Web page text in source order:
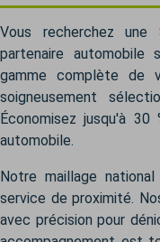
Vous recherchez
partenaire automobile
gamme complète de
soigneusement
Économisez jusqu'à
automobile.
Notre maillage
service de proximité.
avec précision pour